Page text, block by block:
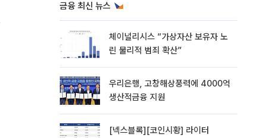
금융 최신 뉴스
체이널리시스 “가상자산 보유자 노
린 물리적 범죄 확산”
우리은행, 고창해상풍력에 4000억
생산적금융 지원
[넥스블록][코인시황] 라이터